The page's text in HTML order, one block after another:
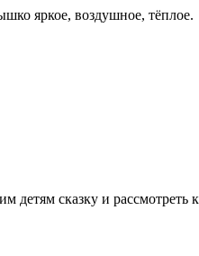
яркое, воздушное, тёплое.
детям сказку и рассмотреть